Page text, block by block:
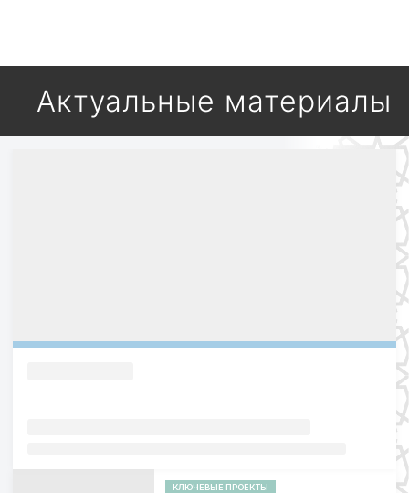
Актуальные материалы
КЛЮЧЕВЫЕ ПРОЕКТЫ